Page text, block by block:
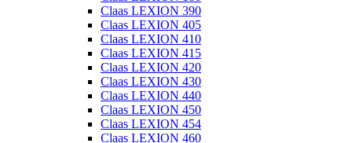
Claas LEXION 390
Claas LEXION 405
Claas LEXION 410
Claas LEXION 415
Claas LEXION 420
Claas LEXION 430
Claas LEXION 440
Claas LEXION 450
Claas LEXION 454
Claas LEXION 460